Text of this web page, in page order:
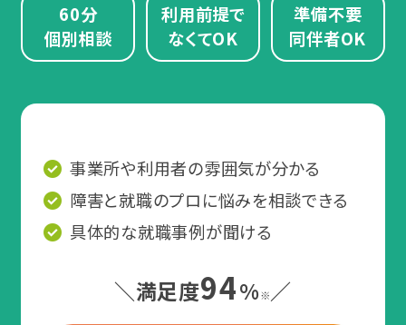
60分
個別相談
利用前提で
なくてOK
準備不要
同伴者OK
事業所や利用者の雰囲気が分かる
障害と就職のプロに悩みを相談できる
具体的な就職事例が聞ける
＼満足度94%※ ／